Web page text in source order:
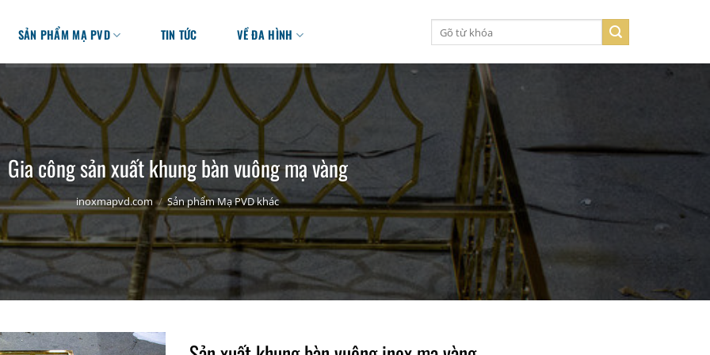
SẢN PHẨM MẠ PVD TIN TỨC VỀ ĐA HÌNH
kiếm:
Gia công sản xuất khung bàn vuông mạ vàng
inoxmapvd.com / Sản phẩm Mạ PVD khác